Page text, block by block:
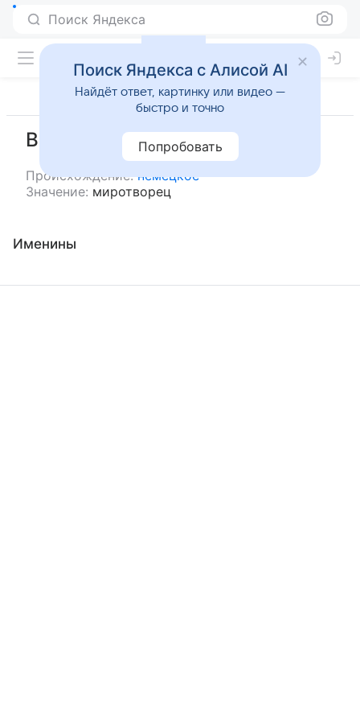
Поиск Яндекса
Вилфред
Происхождение: немецкое
Значение: миротворец
Именины
Поиск Яндекса с Алисой AI
Найдёт ответ, картинку или видео —
быстро и точно
Попробовать